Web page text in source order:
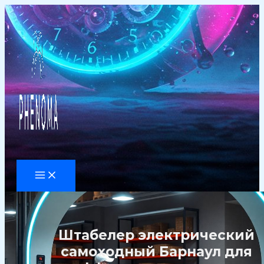
Перейти
к
содержимому
Штабелер электрический
самоходный Барнаул для